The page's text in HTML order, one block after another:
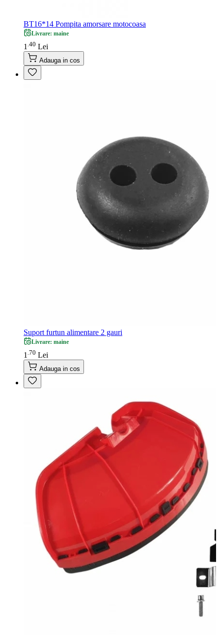
BT16*14 Pompita amorsare motocoasa
Livrare: maine
1 40 Lei
Adauga in cos
Suport furtun alimentare 2 gauri
Livrare: maine
1 70 Lei
Adauga in cos